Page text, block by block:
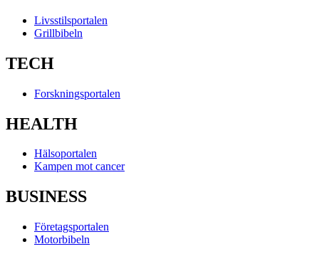
Livsstilsportalen
Grillbibeln
TECH
Forskningsportalen
HEALTH
Hälsoportalen
Kampen mot cancer
BUSINESS
Företagsportalen
Motorbibeln